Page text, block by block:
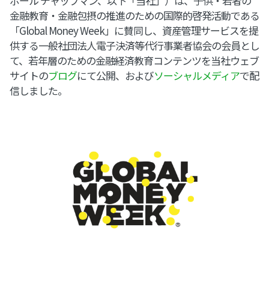
金融教育・金融包摂の推進のための国際的啓発活動である
「Global Money Week」に賛同し、資産管理サービスを提
供する一般社団法人電子決済等代行事業者協会の会員とし
て、若年層のための金融経済教育コンテンツを当社ウェブ
サイトのブログにて公開、およびソーシャルメディアで配
信しました。